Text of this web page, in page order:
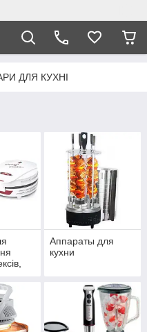
ДЛЯ КУХНІ
Аппараты для
кухни